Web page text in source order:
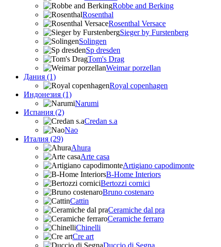
Robbe and Berking
Rosenthal
Rosenthal Versace
Sieger by Furstenberg
Solingen
Sp dresden
Tom's Drag
Weimar porzellan
Дания (1)
Royal copenhagen
Индонезия (1)
Narumi
Испания (2)
Credan s.a
Nao
Италия (29)
Ahura
Arte casa
Artigiano capodimonte
B-Home Interiors
Bertozzi cornici
Bruno costenaro
Cattin
Ceramiche dal pra
Ceramiche ferraro
Chinelli
Cre art
Duccio di Segna